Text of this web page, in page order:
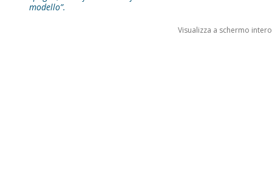
modello”.
Visualizza a schermo intero